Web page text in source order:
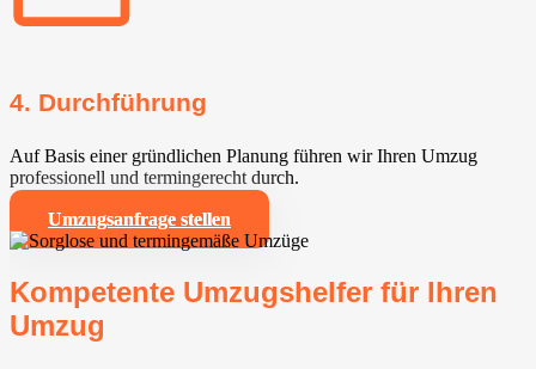
4. Durchführung
Auf Basis einer gründlichen Planung führen wir Ihren Umzug
professionell und termingerecht durch.
Umzugsanfrage stellen
Kompetente Umzugshelfer für Ihren
Umzug